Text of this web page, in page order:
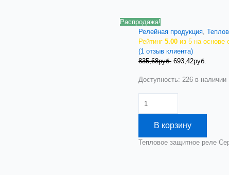
Распродажа!
Релейная продукция,
Рейтинг 5.00 из 5 на основе
(1 отзыв клиента)
835,68руб. Первоначальная
составляла
693,42руб.
Доступность: 226 в наличии
товара
JR28-
25
В корзину
Тепловое защитное реле